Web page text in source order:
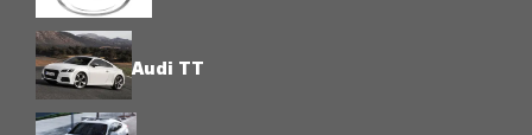
Audi TT